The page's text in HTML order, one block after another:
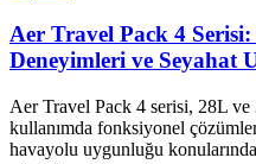
Aer Travel Pack 4 Serisi:
Deneyimleri ve Seyahat
Aer Travel Pack 4 serisi, 28L
kullanımda fonksiyonel
havayolu uygunluğu